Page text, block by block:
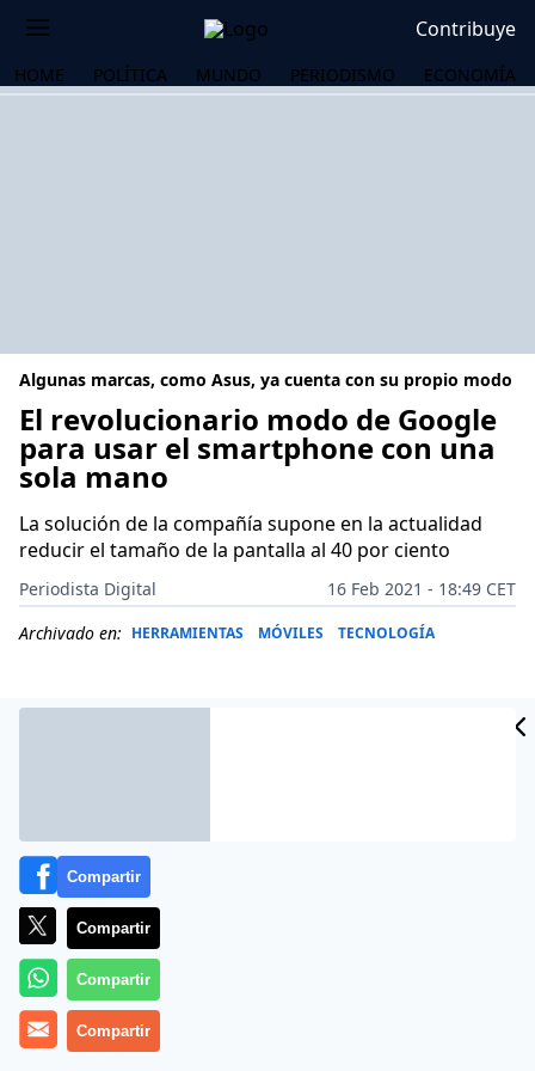
Contribuye
HOME POLÍTICA MUNDO PERIODISMO ECONOMÍA
Algunas marcas, como Asus, ya cuenta con su propio modo
El revolucionario modo de Google
para usar el smartphone con una
sola mano
La solución de la compañía supone en la actualidad
reducir el tamaño de la pantalla al 40 por ciento
Periodista Digital
16 Feb 2021 - 18:49 CET
Archivado en: HERRAMIENTAS MÓVILES TECNOLOGÍA
Más información
Compartir
Compartir
Compartir
Compartir